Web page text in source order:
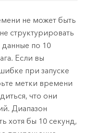
не может быть
структурировать
по 10
Если вы
при запуске
метки времени
что они
Диапазон
хотя бы 10 секунд,